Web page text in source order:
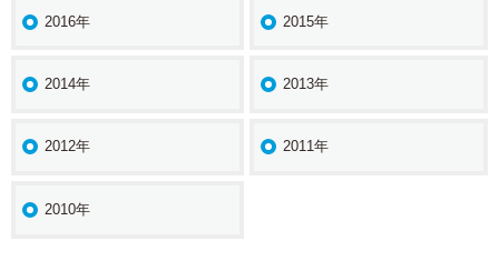
2016年 2015年
2014年 2013年
2012年 2011年
2010年